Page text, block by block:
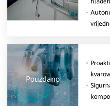
Pouzdano